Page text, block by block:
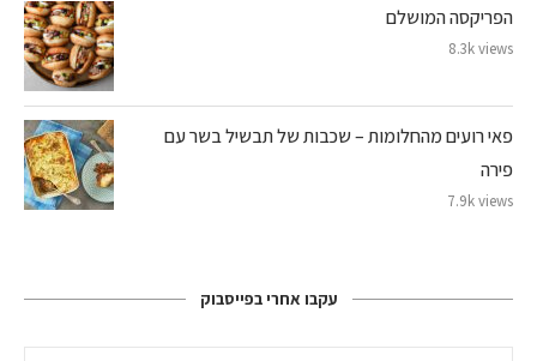
הפריקסה המושלם
8.3k views
פאי רועים מהחלומות – שכבות של תבשיל בשר עם
פירה
7.9k views
עקבו אחרי בפייסבוק